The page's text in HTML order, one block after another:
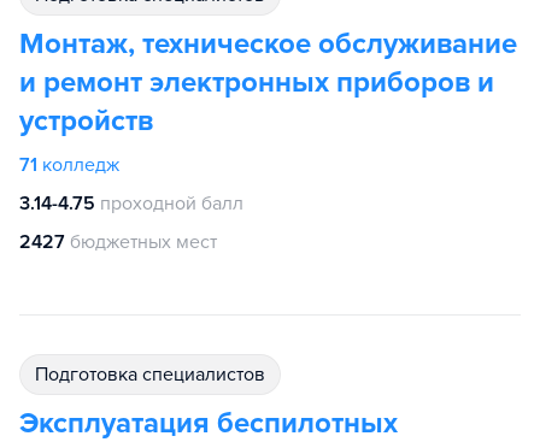
Монтаж, техническое обслуживание
и ремонт электронных приборов и
устройств
71 колледж
3.14-4.75 проходной балл
2427 бюджетных мест
подготовка специалистов
Эксплуатация беспилотных